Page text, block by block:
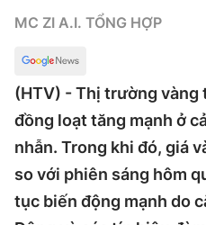
MC ZI A.I. TỔNG HỢP
(HTV) - Thị trường
đồng loạt tăng mạnh ở
nhẫn. Trong khi đó, giá
so với phiên sáng hôm
tục biến động mạnh do